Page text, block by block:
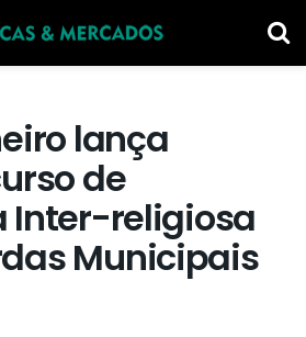
lança
de
Inter-religiosa
Municipais